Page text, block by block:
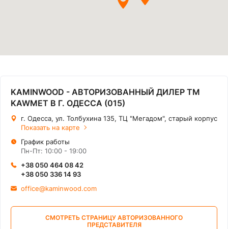
KAMINWOOD - АВТОРИЗОВАННЫЙ ДИЛЕР ТМ
KAWMET В Г. ОДЕССА (015)
г. Одесса, ул. Толбухина 135, ТЦ "Мегадом", старый корпус
Показать на карте
График работы
Пн-Пт: 10:00 - 19:00
+38 050 464 08 42
+38 050 336 14 93
office@kaminwood.com
СМОТРЕТЬ СТРАНИЦУ АВТОРИЗОВАННОГО
ПРЕДСТАВИТЕЛЯ